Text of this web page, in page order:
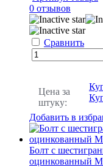
0 отзывов
Сравнить
Цена за
штуку:
Добавить в
Болт с
оцинкованный